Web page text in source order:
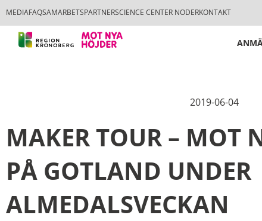
MEDIAFAQSAMARBETSPARTNERSCIENCE CENTER NODERKONTAKT
2019-06-04
MAKER TOUR – MOT
PÅ GOTLAND UNDER
ALMEDALSVECKAN